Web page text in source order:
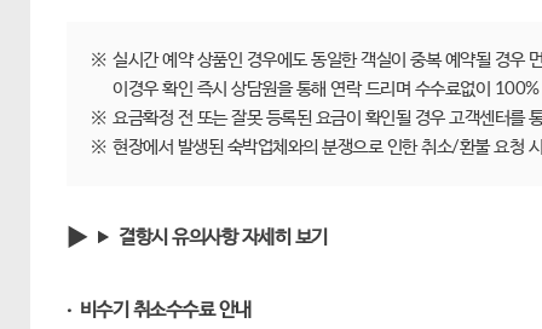
※ 실시간 예약 상품인 경우에도 동일한 객실이 중복 예약될 경우
이경우 확인 즉시 상담원을 통해 연락 드리며 수수료없이
※ 요금확정 전 또는 잘못 등록된 요금이 확인될 경우 고객센터를
※ 현장에서 발생된 숙박업체와의 분쟁으로 인한 취소/환불 요청
결항시 유의사항 자세히 보기
· 비수기 취소수수료 안내